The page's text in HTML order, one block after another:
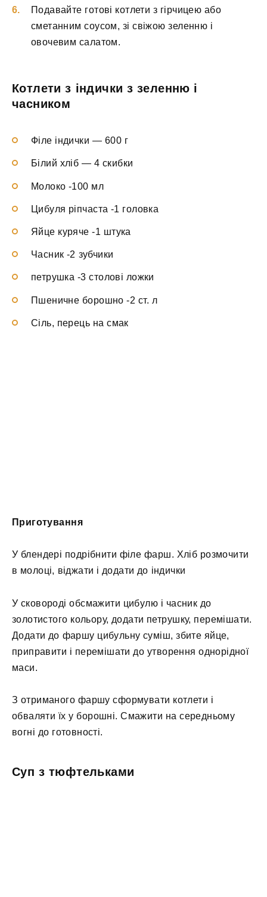
Подавайте готові котлети з гірчицею або
сметанним соусом, зі свіжою зеленню і
овочевим салатом.
Котлети з індички з зеленню і
часником
Філе індички — 600 г
Білий хліб — 4 скибки
Молоко -100 мл
Цибуля ріпчаста -1 головка
Яйце куряче -1 штука
Часник -2 зубчики
петрушка -3 столові ложки
Пшеничне борошно -2 ст. л
Сіль, перець на смак
Приготування
У блендері подрібнити філе фарш. Хліб розмочити
в молоці, віджати і додати до індички
У сковороді обсмажити цибулю і часник до
золотистого кольору, додати петрушку, перемішати.
Додати до фаршу цибульну суміш, збите яйце,
приправити і перемішати до утворення однорідної
маси.
З отриманого фаршу сформувати котлети і
обваляти їх у борошні. Смажити на середньому
вогні до готовності.
Суп з тюфтельками